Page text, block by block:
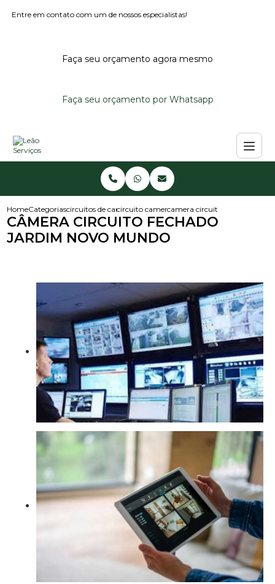
Entre em contato com um de nossos especialistas!
Faça seu orçamento agora mesmo
Faça seu orçamento por Whatsapp
HomeCategoriascircuitos de camerascircuito camera de seguranca
camera circuito fechado
CÂMERA CIRCUITO FECHADO
JARDIM NOVO MUNDO